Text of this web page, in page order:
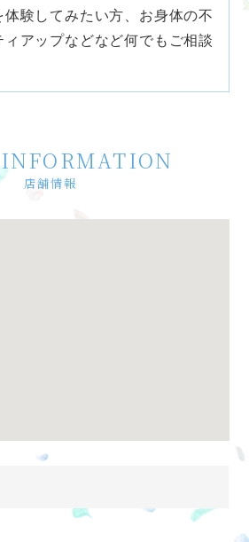
体験してみたい方、お身体の不
アップなどなど何でもご相談
店舗情報